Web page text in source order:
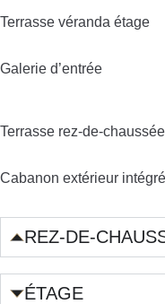
Terrasse véranda étage
Galerie d’entrée
Terrasse rez-de-chaussée
Cabanon extérieur intégré
REZ-DE-
ÉTAGE